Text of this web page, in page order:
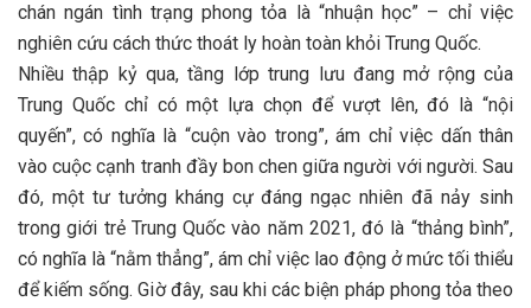
chán ngán tình trạng phong tỏa là “nhuận học” – chỉ việc
nghiên cứu cách thức thoát ly hoàn toàn khỏi Trung Quốc.
Nhiều thập kỷ qua, tầng lớp trung lưu đang mở rộng của
Trung Quốc chỉ có một lựa chọn để vượt lên, đó là “nội
quyến”, có nghĩa là “cuộn vào trong”, ám chỉ việc dấn thân
vào cuộc cạnh tranh đầy bon chen giữa người với người. Sau
đó, một tư tưởng kháng cự đáng ngạc nhiên đã nảy sinh
trong giới trẻ Trung Quốc vào năm 2021, đó là “thảng bình”,
có nghĩa là “nằm thẳng”, ám chỉ việc lao động ở mức tối thiểu
để kiếm sống. Giờ đây, sau khi các biện pháp phong tỏa theo